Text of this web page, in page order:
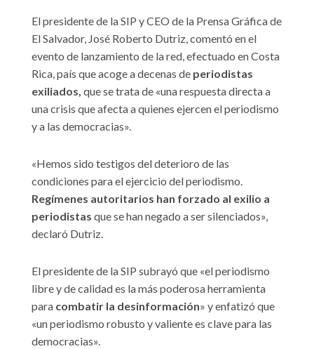
El presidente de la SIP y CEO de la Prensa Gráfica de
El Salvador, José Roberto Dutriz, comentó en el
evento de lanzamiento de la red, efectuado en Costa
Rica, país que acoge a decenas de periodistas
exiliados, que se trata de «una respuesta directa a
una crisis que afecta a quienes ejercen el periodismo
y a las democracias».
«Hemos sido testigos del deterioro de las
condiciones para el ejercicio del periodismo.
Regímenes autoritarios han forzado al exilio a
periodistas que se han negado a ser silenciados»,
declaró Dutriz.
El presidente de la SIP subrayó que «el periodismo
libre y de calidad es la más poderosa herramienta
para combatir la desinformación» y enfatizó que
«un periodismo robusto y valiente es clave para las
democracias».